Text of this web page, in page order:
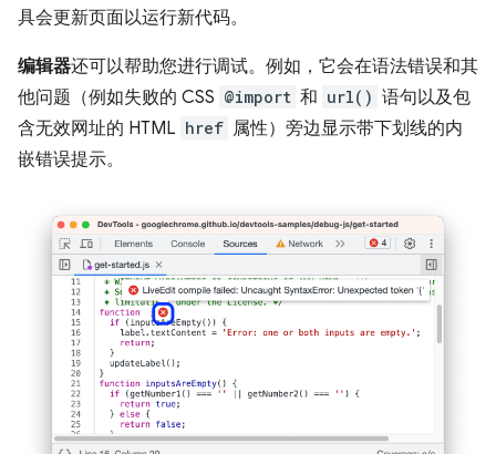
具会更新页面以运行新代码。
编辑器还可以帮助您进行调试。例如，它会在语法错误和其
他问题（例如失败的 CSS @import 和 url() 语句以及包
含无效网址的 HTML href 属性）旁边显示带下划线的内
嵌错误提示。